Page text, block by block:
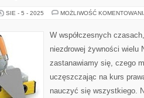
SIE - 5 - 2025 MOŻLIWOŚĆ
W współczesnych
niezdrowej żywności wielu
zastanawiamy się, czego
uczęszczając na kurs
nauczyć się wszystkiego.